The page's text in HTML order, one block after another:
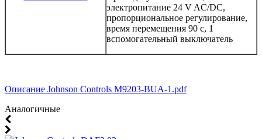
электропитание 24 V AC/DC,
пропорциональное регулирование,
время перемещения 90 с, 1
вспомогательный выключатель
Описание Johnson Controls M9203-BUA-1.pdf
Аналогичные